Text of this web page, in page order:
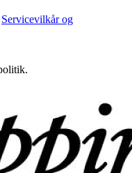
Servicevilkår og